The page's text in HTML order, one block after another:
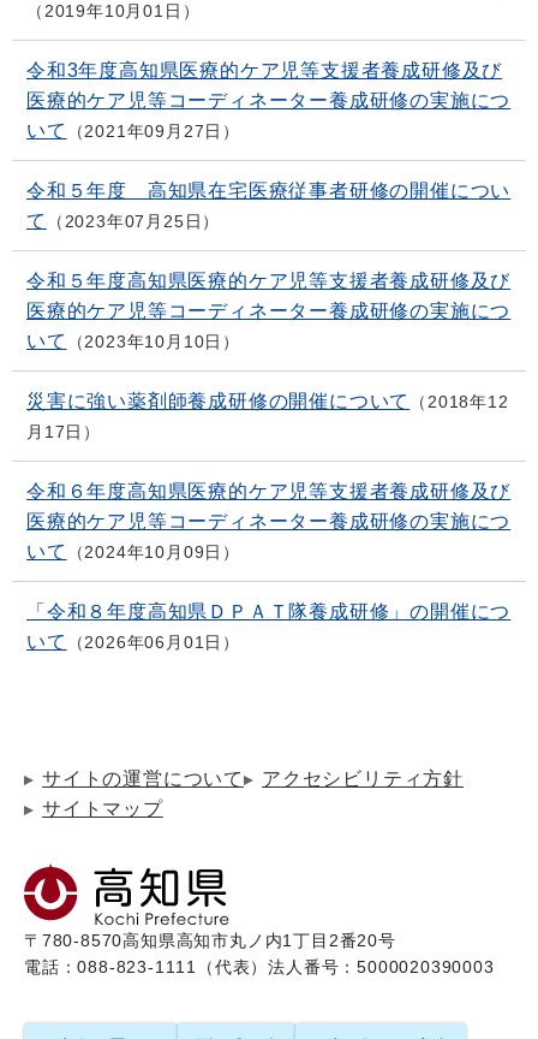
2019年10月01日
令和3年度高知県医療的ケア児等支援者養成研修及び
医療的ケア児等コーディネーター養成研修の実施につ
いて
2021年09月27日
令和５年度 高知県在宅医療従事者研修の開催につい
て
2023年07月25日
令和５年度高知県医療的ケア児等支援者養成研修及び
医療的ケア児等コーディネーター養成研修の実施につ
いて
2023年10月10日
災害に強い薬剤師養成研修の開催について
2018年12
月17日
令和６年度高知県医療的ケア児等支援者養成研修及び
医療的ケア児等コーディネーター養成研修の実施につ
いて
2024年10月09日
「令和８年度高知県ＤＰＡＴ隊養成研修」の開催につ
いて
2026年06月01日
サイトの運営について
アクセシビリティ方針
サイトマップ
〒780-8570高知県高知市丸ノ内1丁目2番20号
電話：088-823-1111（代表）法人番号：5000020390003